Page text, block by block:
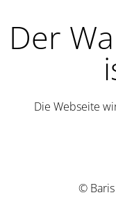
Der
Die Webseite
©